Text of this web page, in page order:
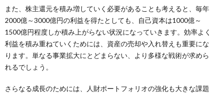
また、株主還元を積み増していく必要があることも考えると、毎年
2000億～3000億円の利益を得たとしても、自己資本は1000億～
1500億円程度しか積み上がらない状況になっていきます。効率よく
利益を積み重ねていくためには、資産の売却や入れ替えも重要にな
ります。単なる事業拡大にとどまらない、より多様な戦術が求めら
れるでしょう。
さらなる成長のためには、人財ポートフォリオの強化も大きな課題